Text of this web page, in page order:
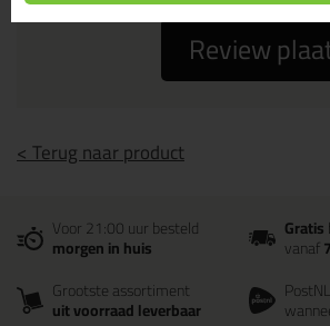
Review
< Terug naar product
Voor 21:00 uur besteld
morgen in huis
Gratis
vanaf
Grootste assortiment
uit voorraad leverbaar